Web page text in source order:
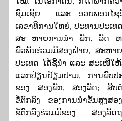
ໃໝ່. ໃນໂອກາດນີ້, ກໍ່ໄດ້ຝາກຄວ
ຊົມເຊີຍ ແລະ ອວຍພອນໄຊອັ
ເລຂາທິການໃຫຍ່, ປະທານປະເທ
ສະ ຫາຍການນໍາ ພັກ, ລັດ ຫ
ພົວພັນຮ່ວມມືສອງຝ່າຍ, ສະຫາ
ປະເທດ ໄດ້ຊີ້ນໍາ ແລະ ສະເໜີໃ
ແລກປ່ຽນຢ້ຽມຢາມ, ການພົບປ
ຂອງ ສອງພັກ, ສອງລັດ; ສືບຕໍ່​​
ຂໍ້ຕົກລົງ ຂອງການນໍາຂັ້ນສູງສ
ຂໍ້ຕົກລົງຮ່ວມມືຂອງ ສອງລັດ